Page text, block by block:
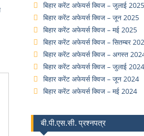
बिहार करेंट अफेयर्स क्विज – जुलाई 2025
बिहार करेंट अफेयर्स क्विज – जून 2025
बिहार करेंट अफेयर्स क्विज – मई 2025
बिहार करेंट अफेयर्स क्विज – सितम्बर
बिहार करेंट अफेयर्स क्विज – अगस्त
बिहार करेंट अफेयर्स क्विज – जुलाई 2024
बिहार करेंट अफेयर्स क्विज – जून 2024
बिहार करेंट अफेयर्स क्विज – मई 2024
बी.पी.एस.सी. प्रश्नपत्र